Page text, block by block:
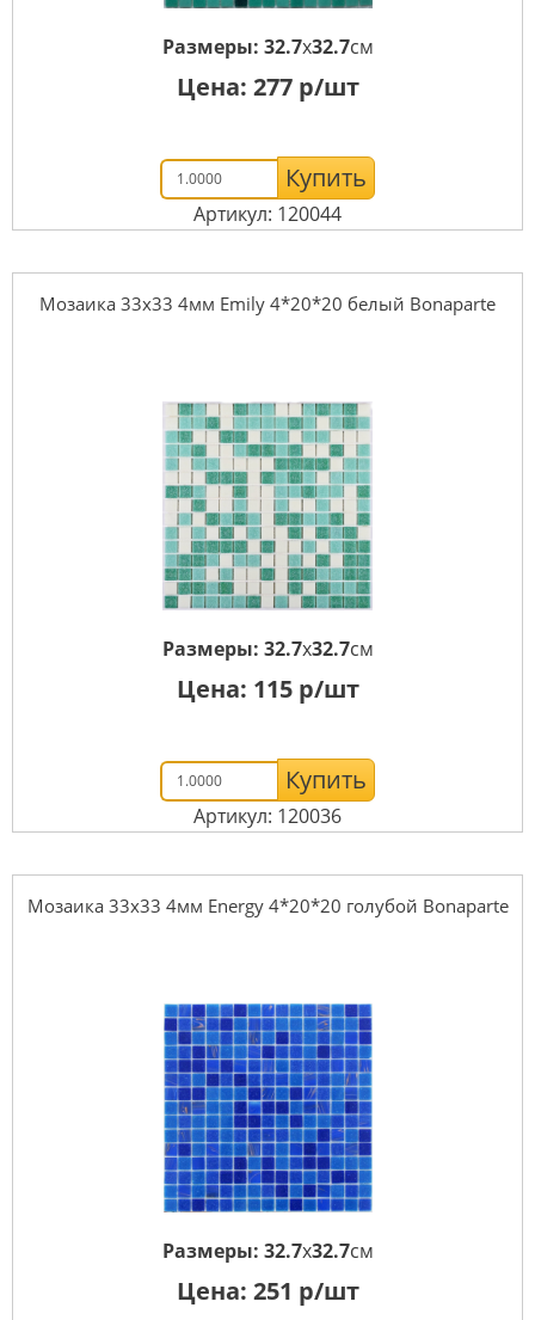
Размеры: 32.7x32.7см
Цена: 277р/шт
Купить
Артикул: 120044
Мозаика 33x33 4мм Emily 4*20*20 белый Bonaparte
Размеры: 32.7x32.7см
Цена: 115р/шт
Купить
Артикул: 120036
Мозаика 33x33 4мм Energy 4*20*20 голубой Bonaparte
Размеры: 32.7x32.7см
Цена: 251 р/шт